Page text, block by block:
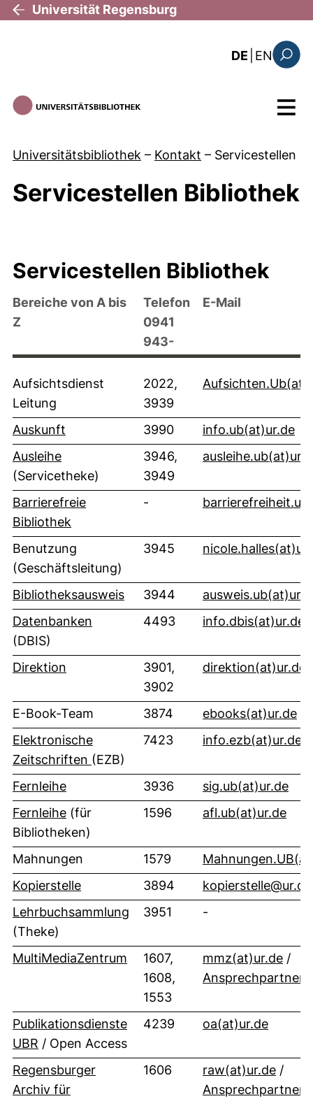
Direkt zum Inhalt
Universität Regensburg
DE EN: the
Menü
Universitätsbibliothek – Kontakt – Servicestellen
Servicestellen Bibliothek
Servicestellen Bibliothek
Bereiche von A bis
Z
Telefon
0941
943-
E-Mail
Aufsichtsdienst
Leitung
2022,
3939
Auskunft 3990 info.ub​(at)​ur.de
Ausleihe
(Servicetheke)
3946,
3949
Barrierefreie
Bibliothek
-
Benutzung
(Geschäftsleitung)
3945
Bibliotheksausweis 3944
Datenbanken (externer Link, öffnet neues Fenster)
(DBIS)
4493 info.dbis​(at)​ur.de
Direktion
3901,
3902
direktion​(at)​ur.de
E-Book-Team 3874 ebooks​(at)​ur.de
Elektronische
Zeitschriften (externer Link, öffnet neues Fenster)
(EZB)
7423 info.ezb​(at)​ur.de
Fernleihe 3936 sig.ub​(at)​ur.de
Fernleihe (für
Bibliotheken)
1596 afl.ub​(at)​ur.de
Mahnungen 1579
Kopierstelle
3894 kopierstelle@ur.de
Lehrbuchsammlung
(Theke)
3951 -
MultiMediaZentrum
1607,
1608,
1553
mmz​(at)​ur.de /
Ansprechpartner
Publikationsdienste
UBR / Open Access
4239 oa​(at)​ur.de(öffnet
Regensburger
Archiv für
1606 raw​(at)​ur.de /
Ansprechpartner